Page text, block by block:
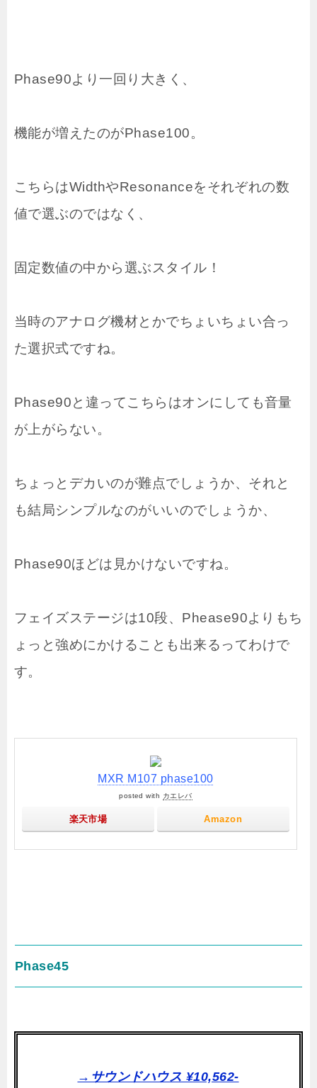
Phase90より一回り大きく、
機能が増えたのがPhase100。
こちらはWidthやResonanceをそれぞれの数
値で選ぶのではなく、
固定数値の中から選ぶスタイル！
当時のアナログ機材とかでちょいちょい合っ
た選択式ですね。
Phase90と違ってこちらはオンにしても音量
が上がらない。
ちょっとデカいのが難点でしょうか、それと
も結局シンプルなのがいいのでしょうか、
Phase90ほどは見かけないですね。
フェイズステージは10段、Phease90よりもち
ょっと強めにかけることも出来るってわけで
す。
MXR M107 phase100
posted with カエレバ
楽天市場 Amazon
Phase45
→サウンドハウス ¥10,562-